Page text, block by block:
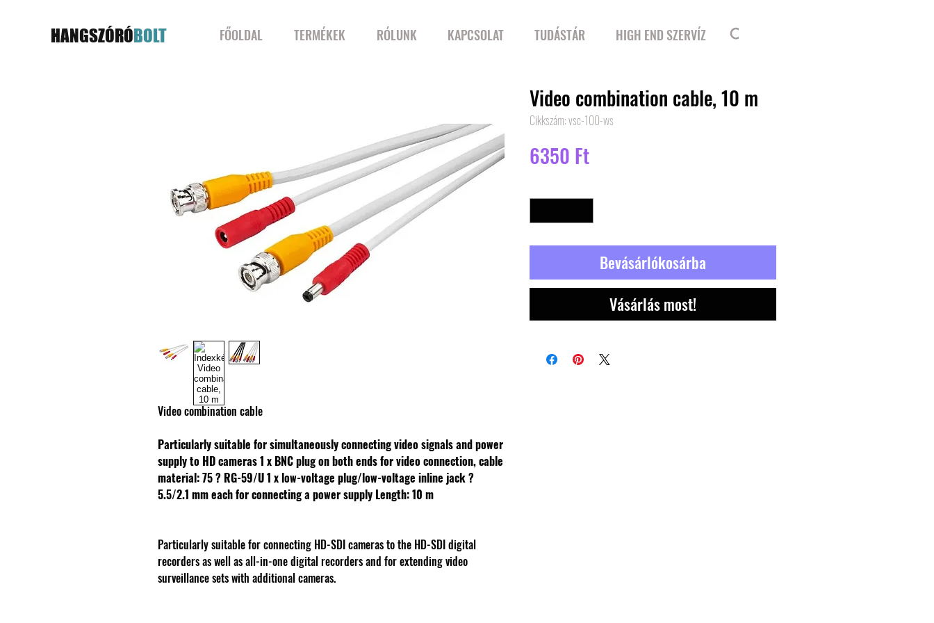
HANGSZÓRÓBOLT FŐOLDAL TERMÉKEK RÓLUNK KAPCSOLAT TUDÁSTÁR HIGH END SZERVÍZ
Video combination cable
Particularly suitable for simultaneously connecting video signals and power
supply to HD cameras1 x BNC plug on both ends for video connection, cable
material: 75 ? RG-59/U1 x low-voltage plug/low-voltage inline jack ?
5.5/2.1 mm each for connecting a power supply Length: 10 m
Particularly suitable for connecting HD-SDI cameras to the HD-SDI digital
recorders as well as all-in-one digital recorders and for extending video
surveillance sets with additional cameras.
Video combination cable, 10 m
Cikkszám: vsc-100-ws
6350 FtÁr
Bevásárlókosárba
Vásárlás most!